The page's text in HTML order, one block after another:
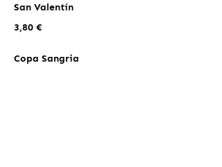
San Valentín
3,80 €
Copa Sangria